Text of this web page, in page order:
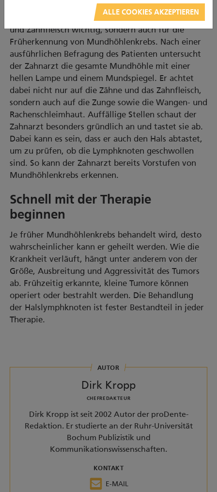
Zweimal jährlich empfohlene Besuche in der
Zahnarztpraxis sind nicht nur für gesunde Zähne
und Zahnfleisch wichtig, sondern auch für die
Früherkennung von Mundhöhlenkrebs. Nach einer
ausführlichen Befragung des Patienten untersucht
der Zahnarzt die gesamte Mundhöhle mit einer
hellen Lampe und einem Mundspiegel. Er achtet
dabei nicht nur auf die Zähne und das Zahnfleisch,
sondern auch auf die Zunge sowie die Wangen- und
Rachenschleimhaut. Auffällige Stellen schaut der
Zahnarzt besonders gründlich an und tastet sie ab.
Dabei kann es sein, dass er auch den Hals abtastet,
um zu prüfen, ob die Lymphknoten geschwollen
sind. So kann der Zahnarzt bereits Vorstufen von
Mundhöhlenkrebs erkennen.
Schnell mit der Therapie
beginnen
Je früher Mundhöhlenkrebs behandelt wird, desto
wahrscheinlicher kann er geheilt werden. Wie die
Krankheit verläuft, hängt unter anderem von der
Größe, Ausbreitung und Aggressivität des Tumors
ab. Frühzeitig erkannte, kleine Tumore können
operiert oder bestrahlt werden. Die Behandlung
der Halslymphknoten ist fester Bestandteil in jeder
Therapie.
AUTOR
Dirk Kropp
CHEFREDAKTEUR
Dirk Kropp ist seit 2002 Autor der proDente-
Redaktion. Er studierte an der Ruhr-Universität
Bochum Publizistik und
Kommunikationswissenschaften.
KONTAKT
E-MAIL
ALLE COOKIES AKZEPTIEREN